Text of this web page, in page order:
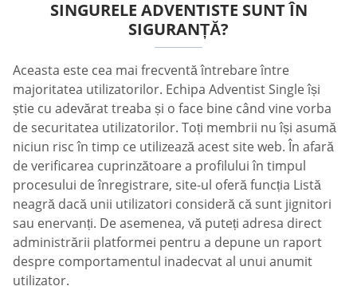
SINGURELE ADVENTISTE SUNT ÎN
SIGURANȚĂ?
Aceasta este cea mai frecventă întrebare între
majoritatea utilizatorilor. Echipa Adventist Single își
știe cu adevărat treaba și o face bine când vine vorba
de securitatea utilizatorilor. Toți membrii nu își asumă
niciun risc în timp ce utilizează acest site web. În afară
de verificarea cuprinzătoare a profilului în timpul
procesului de înregistrare, site-ul oferă funcția Listă
neagră dacă unii utilizatori consideră că sunt jignitori
sau enervanți. De asemenea, vă puteți adresa direct
administrării platformei pentru a depune un raport
despre comportamentul inadecvat al unui anumit
utilizator.